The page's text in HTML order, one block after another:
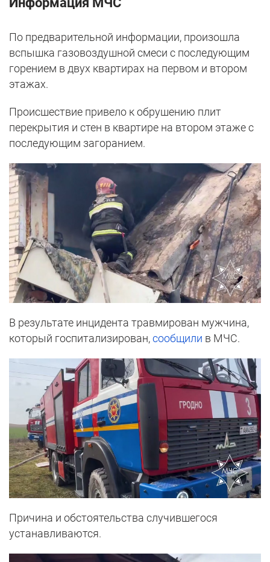
По предварительной информации, произошла
вспышка газовоздушной смеси с последующим
горением в двух квартирах на первом и втором
этажах.
Происшествие привело к обрушению плит
перекрытия и стен в квартире на втором этаже с
последующим загоранием.
В результате инцидента травмирован мужчина,
который госпитализирован,сообщили в МЧС.
Причина и обстоятельства случившегося
устанавливаются.